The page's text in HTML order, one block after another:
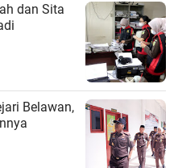
dan Sita
Belawan,